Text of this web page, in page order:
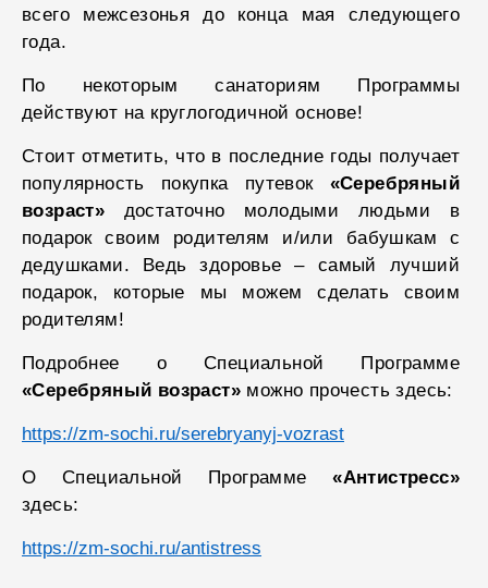
всего межсезонья до конца мая следующего
года.
По некоторым санаториям Программы
действуют на круглогодичной основе!
Стоит отметить, что в последние годы получает
популярность покупка путевок «Серебряный
возраст» достаточно молодыми людьми в
подарок своим родителям и/или бабушкам с
дедушками. Ведь здоровье – самый лучший
подарок, которые мы можем сделать своим
родителям!
Подробнее о Специальной Программе
«Серебряный возраст» можно прочесть здесь:
https://zm-sochi.ru/serebryanyj-vozrast
О Специальной Программе«Антистресс»
здесь:
https://zm-sochi.ru/antistress